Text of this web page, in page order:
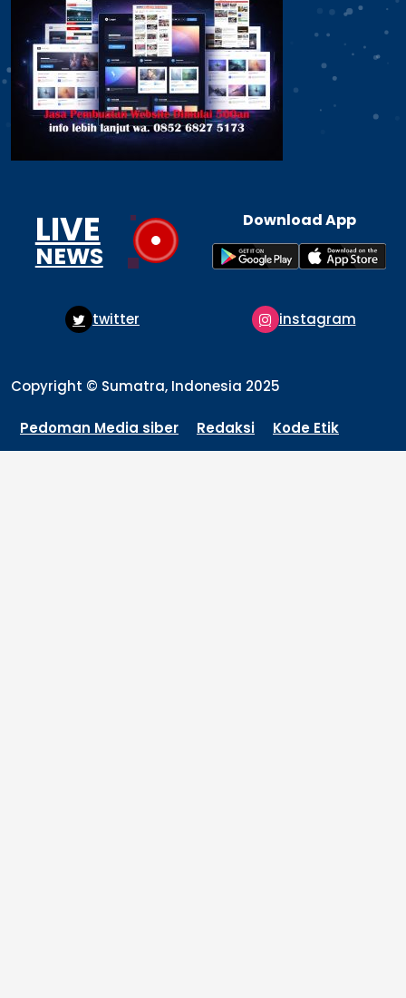
LIVE
NEWS
Download App
twitter instagram
Copyright © Sumatra, Indonesia 2025
Pedoman Media siber Redaksi Kode Etik